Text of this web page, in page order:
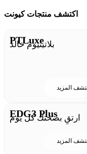
اكتشف منتجات كيونت
PTLuxe
بلاتينيوم خالد
المزيد
EDG3 Plus
ارتقِ بصحتك كل يوم
المزيد